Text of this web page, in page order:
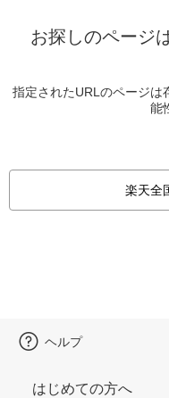
お探しのページ
指定されたURLのページは
能
楽天全
ヘルプ
はじめての方へ